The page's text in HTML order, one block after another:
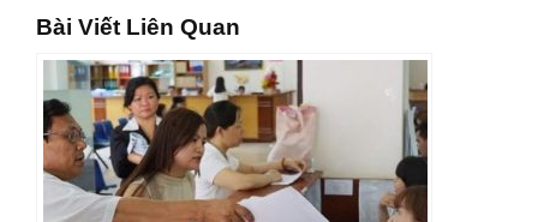
Bài Viết Liên Quan